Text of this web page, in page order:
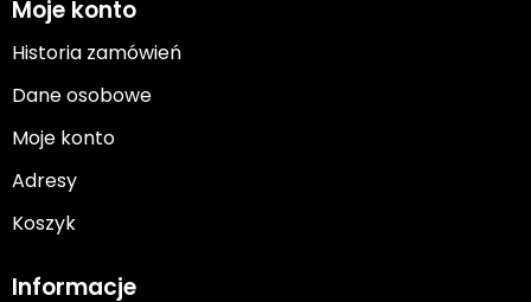
Moje konto
Historia zamówień
Dane osobowe
Moje konto
Adresy
Koszyk
Informacje